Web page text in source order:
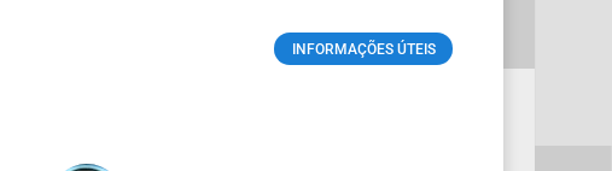
INFORMAÇÕES ÚTEIS